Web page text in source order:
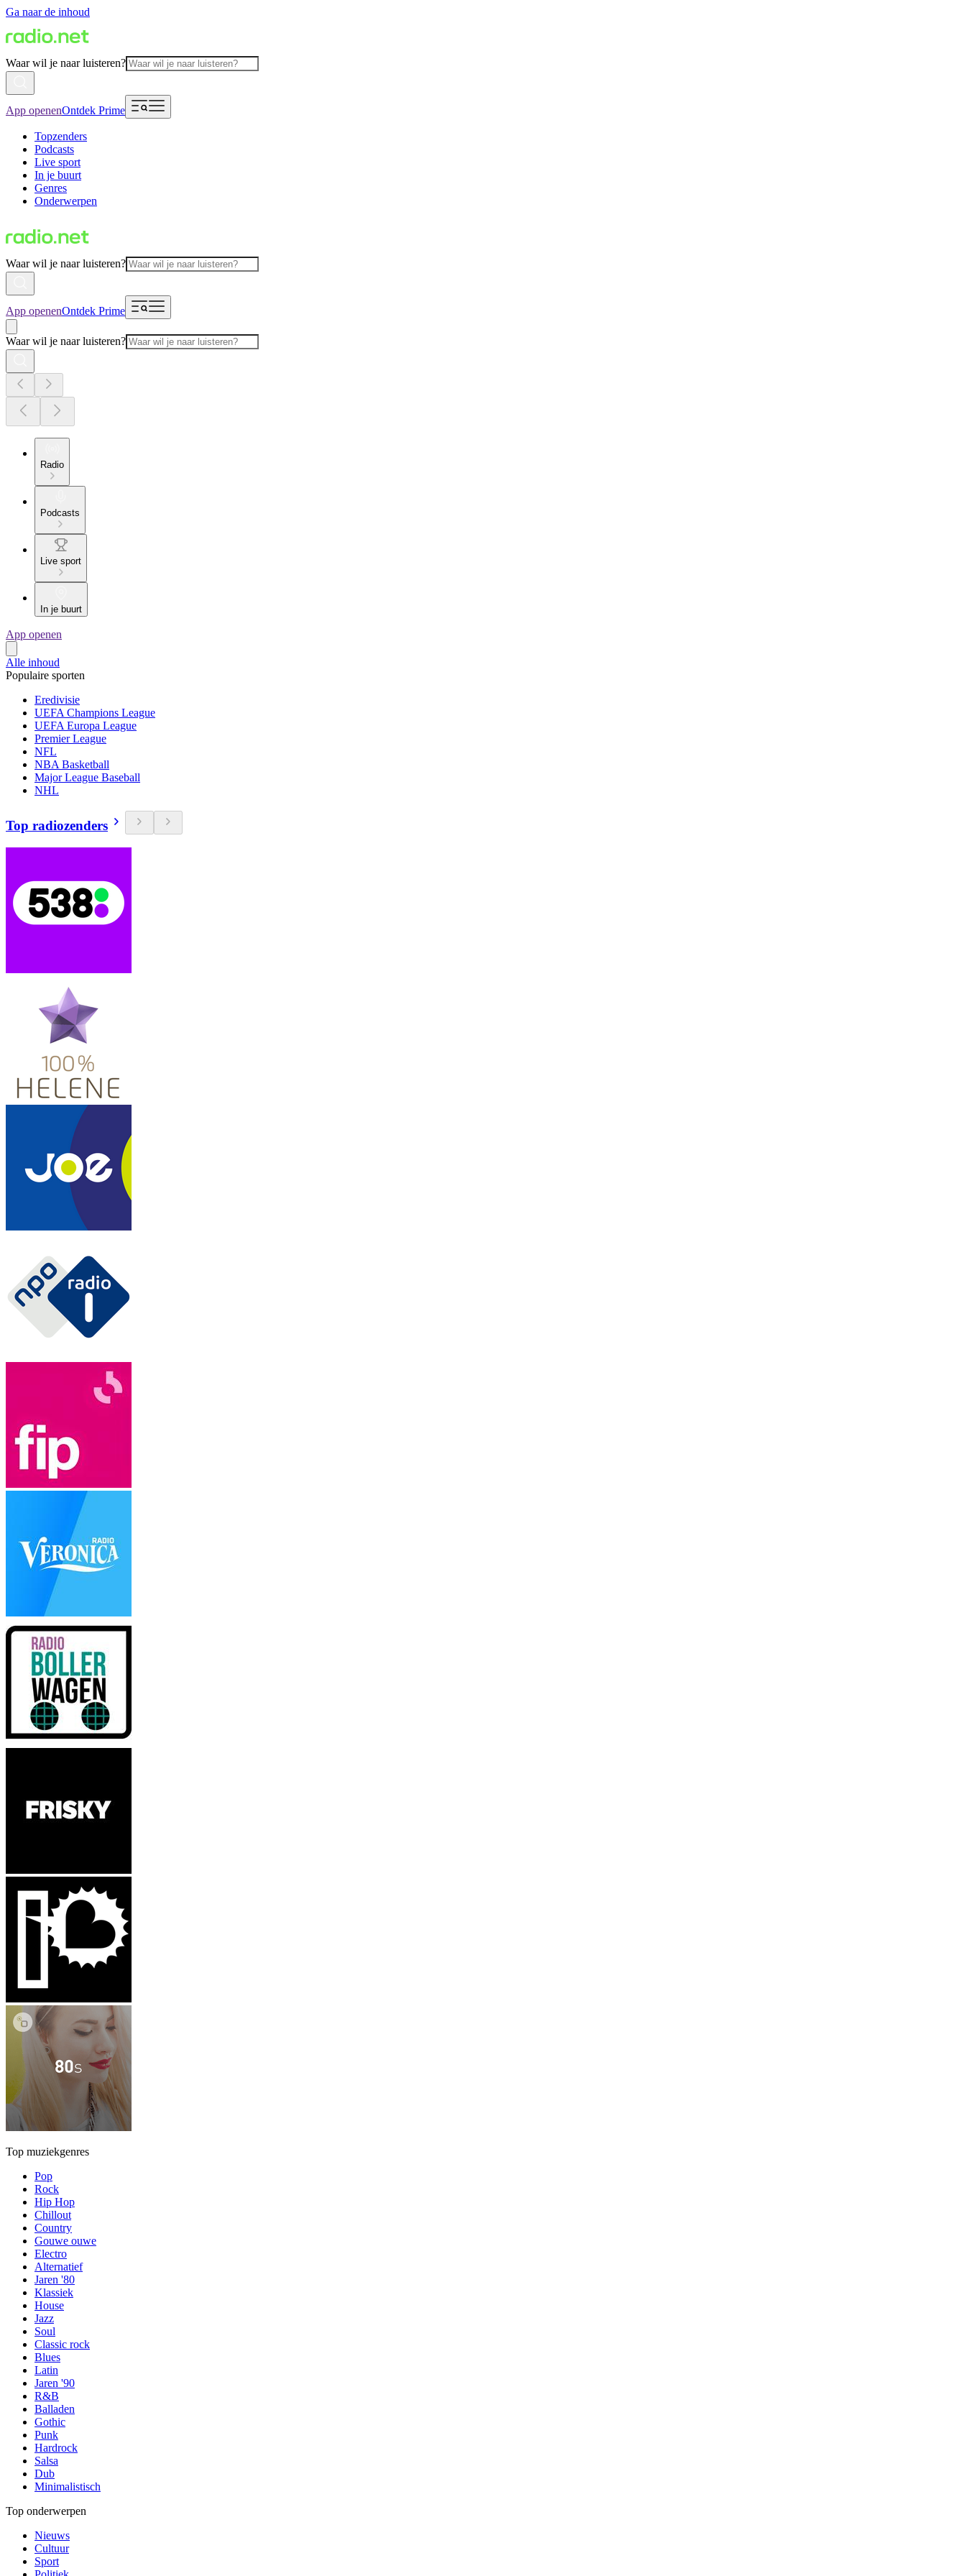
Ga naar de inhoud
Waar wil je naar luisteren?
App openenOntdek Prime
Topzenders
Podcasts
Live sport
In je buurt
Genres
Onderwerpen
Waar wil je naar luisteren?
App openenOntdek Prime
Waar wil je naar luisteren?
Radio
Podcasts
Live sport
In je buurt
App openen
Alle inhoud
Populaire sporten
Eredivisie
UEFA Champions League
UEFA Europa League
Premier League
NFL
NBA Basketball
Major League Baseball
NHL
Top radiozenders
Top muziekgenres
Pop
Rock
Hip Hop
Chillout
Country
Gouwe ouwe
Electro
Alternatief
Jaren '80
Klassiek
House
Jazz
Soul
Classic rock
Blues
Latin
Jaren '90
R&B
Balladen
Gothic
Punk
Hardrock
Salsa
Dub
Minimalistisch
Top onderwerpen
Nieuws
Cultuur
Sport